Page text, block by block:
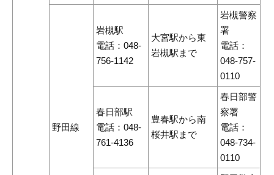
野田線
岩槻駅
電話：048-
756-1142
大宮駅から東
岩槻駅まで
岩槻警察
署
電話：
048-757-
0110
春日部駅
電話：048-
761-4136
豊春駅から南
桜井駅まで
春日部警
察署
電話：
048-734-
0110